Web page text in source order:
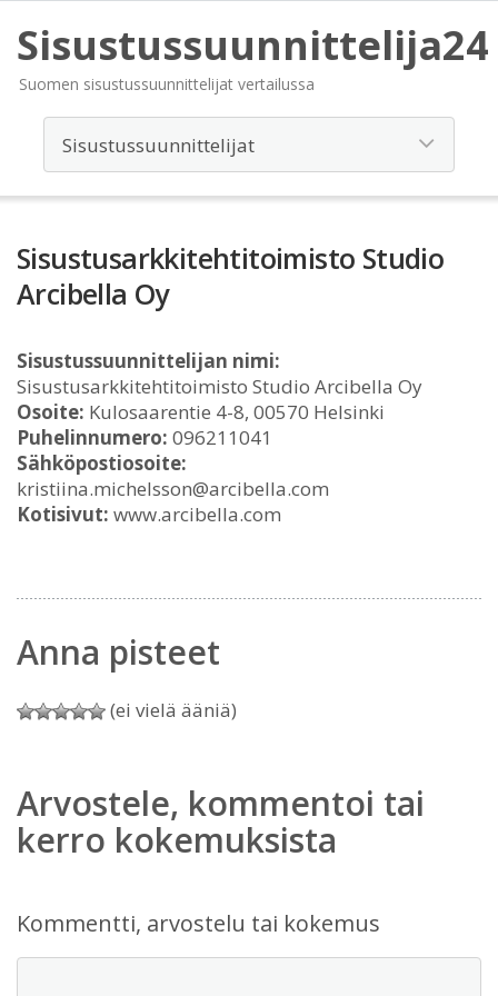
Sisustussuunnittelija24
Suomen sisustussuunnittelijat vertailussa
Sisustusarkkitehtitoimisto Studio
Arcibella Oy
Sisustussuunnittelijan nimi:
Sisustusarkkitehtitoimisto Studio Arcibella Oy
Osoite: Kulosaarentie 4-8, 00570 Helsinki
Puhelinnumero: 096211041
Sähköpostiosoite:
kristiina.michelsson@arcibella.com
Kotisivut: www.arcibella.com
Anna pisteet
(ei vielä ääniä)
Arvostele, kommentoi tai
kerro kokemuksista
Kommentti, arvostelu tai kokemus